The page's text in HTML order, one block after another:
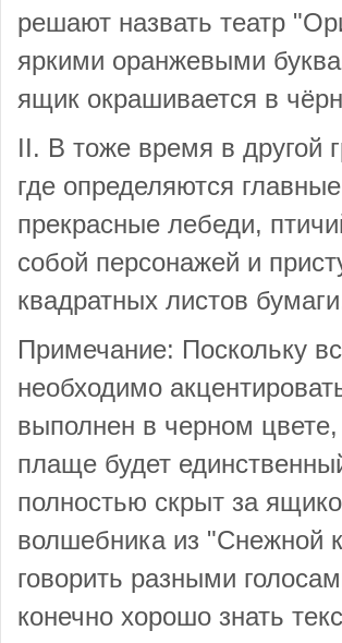
решают назвать театр
яркими оранжевыми
ящик окрашивается в
II. В тоже время в другой
где определяются
прекрасные лебеди,
собой персонажей и
квадратных листов
Примечание: Поскольку
необходимо
выполнен в черном
плаще будет
полностью скрыт за
волшебника из "Снежной
говорить разными
конечно хорошо знать